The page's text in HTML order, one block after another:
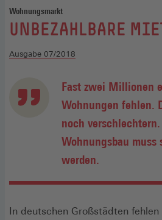
Wohnungsmarkt
:
UNBEZAHLBARE
Ausgabe 07/2018
Fast zwei Millionen
Wohnungen fehlen.
noch
Wohnungsbau muss
werden.
In deutschen Großstädten fehlen